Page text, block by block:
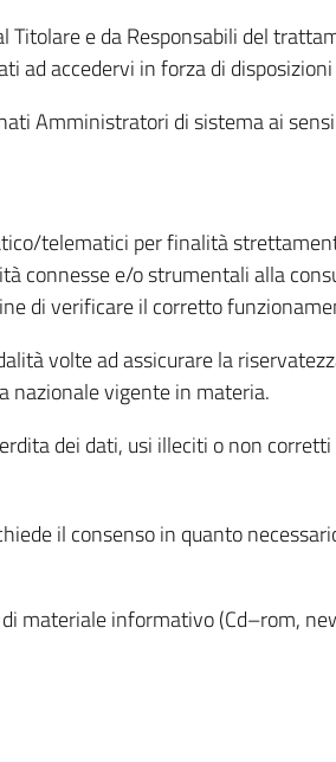
e da Responsabili del
ad accedervi in forza di
Amministratori di sistema ai
telematici per finalità
connesse e/o strumentali alla
di verificare il corretto
volte ad assicurare la
nazionale vigente in materia.
dei dati, usi illeciti o non
il consenso in quanto
materiale informativo (Cd–rom,